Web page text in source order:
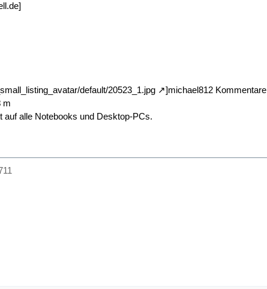
default/20523_1.jpg ]michael812 Kommentare
m
auf alle Notebooks und Desktop-PCs.